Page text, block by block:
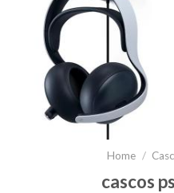
Home /
cascos